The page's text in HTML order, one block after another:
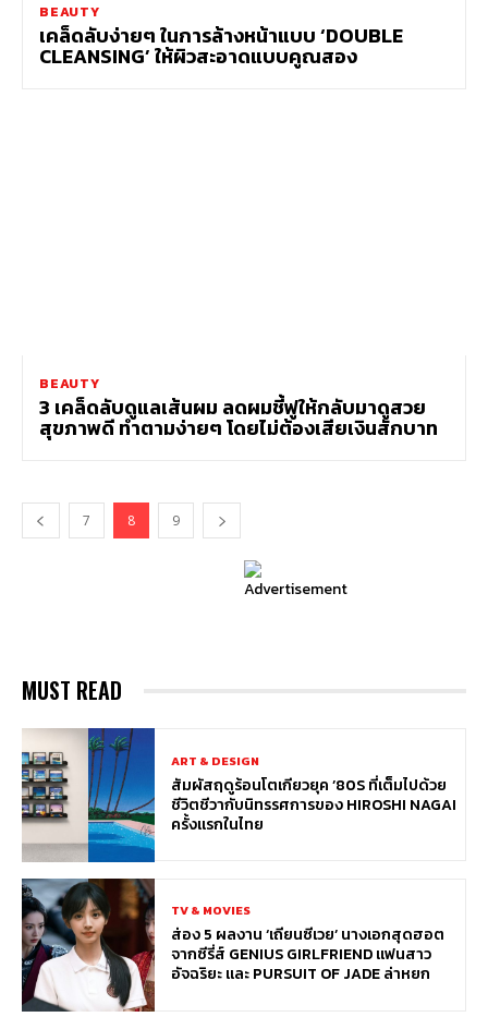
BEAUTY
เคล็ดลับง่ายๆ ในการล้างหน้าแบบ ‘DOUBLE
CLEANSING’ ให้ผิวสะอาดแบบคูณสอง
BEAUTY
3 เคล็ดลับดูแลเส้นผม ลดผมชี้ฟูให้กลับมาดูสวย
สุขภาพดี ทำตามง่ายๆ โดยไม่ต้องเสียเงินสักบาท
7 8 9
MUST READ
ART & DESIGN
สัมผัสฤดูร้อนโตเกียวยุค ’80S ที่เต็มไปด้วย
ชีวิตชีวากับนิทรรศการของ HIROSHI NAGAI
ครั้งแรกในไทย
TV & MOVIES
ส่อง 5 ผลงาน ‘เถียนซีเวย’ นางเอกสุดฮอต
จากซีรี่ส์ GENIUS GIRLFRIEND แฟนสาว
อัจฉริยะ และ PURSUIT OF JADE ล่าหยก